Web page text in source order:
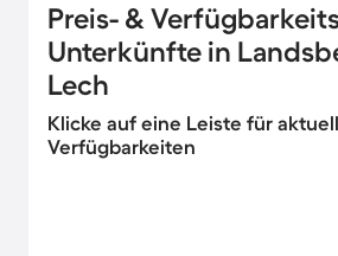
Preis- &
Unterkünfte in
Lech
Klicke auf eine Leiste für
Verfügbarkeiten